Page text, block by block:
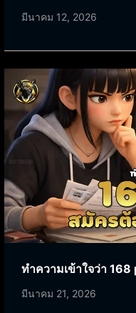
มีนาคม 12, 2026
ทำความเข้าใจว่า
มีนาคม 21, 2026